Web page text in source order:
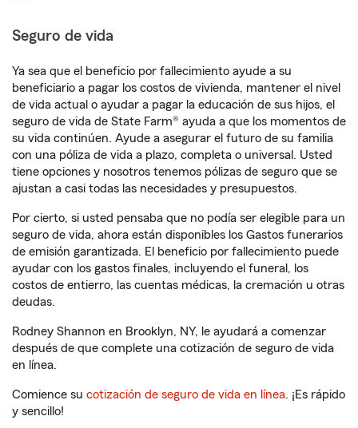
Seguro de vida
Ya sea que el beneficio por fallecimiento ayude a su
beneficiario a pagar los costos de vivienda, mantener el nivel
de vida actual o ayudar a pagar la educación de sus hijos, el
seguro de vida de State Farm® ayuda a que los momentos de
su vida continúen. Ayude a asegurar el futuro de su familia
con una póliza de vida a plazo, completa o universal. Usted
tiene opciones y nosotros tenemos pólizas de seguro que se
ajustan a casi todas las necesidades y presupuestos.
Por cierto, si usted pensaba que no podía ser elegible para un
seguro de vida, ahora están disponibles los Gastos funerarios
de emisión garantizada. El beneficio por fallecimiento puede
ayudar con los gastos finales, incluyendo el funeral, los
costos de entierro, las cuentas médicas, la cremación u otras
deudas.
Rodney Shannon en Brooklyn, NY, le ayudará a comenzar
después de que complete una cotización de seguro de vida
en línea.
Comience su cotización de seguro de vida en línea. ¡Es rápido
y sencillo!